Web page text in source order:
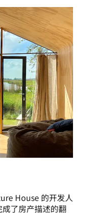
House 的开发人
了房产描述的翻